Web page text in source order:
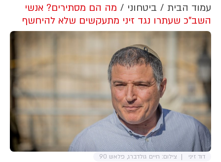
לשריון של הבן ולתפקיד של האב
עמוד הבית ביטחוני
מה הם מסתירים? אנשי
השב"כ שעתרו נגד זיני מתעקשים שלא להיחשף
דוד זיני צילום: חיים גולדברג, פלאש 90